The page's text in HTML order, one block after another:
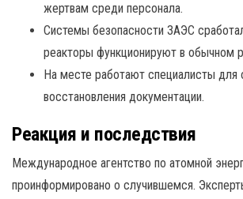
жертвам среди персонала.
Системы безопасности ЗАЭС
реакторы функционируют в обычном
На месте работают специалисты для
восстановления документации.
Реакция и последствия
Международное агентство по атомной
проинформировано о случившемся.